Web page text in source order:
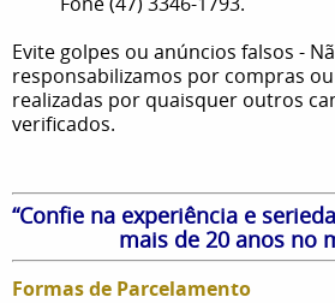
Evite golpes ou anúncios falsos -
responsabilizamos por compras
realizadas por quaisquer outros
verificados.
“Confie na experiência e
mais de 20 anos no
Formas de Parcelamento